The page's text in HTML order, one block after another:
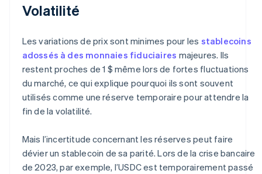
Volatilité
Les variations de prix sont minimes pour les stablecoins
adossés à des monnaies fiduciaires majeures. Ils
restent proches de 1 $ même lors de fortes fluctuations
du marché, ce qui explique pourquoi ils sont souvent
utilisés comme une réserve temporaire pour attendre la
fin de la volatilité.
Mais l’incertitude concernant les réserves peut faire
dévier un stablecoin de sa parité. Lors de la crise bancaire
de 2023, par exemple, l’USDC est temporairement passé